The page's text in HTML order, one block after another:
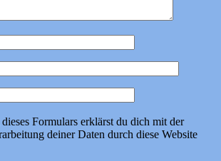
Formulars erklärst du dich mit der
deiner Daten durch diese Website